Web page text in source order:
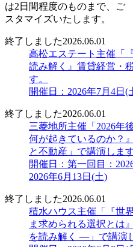
は2日間程度のものまで、
スタマイズいたします。
終了しました2026.06.01
高松エステート主催「
読み解く』賃貸経営・
す。
開催日：2026年7月4日(
終了しました2026.06.01
三菱地所主催「2026年
何が起きているのか？
と不動産」で講演します
開催日：第一回目：
2026年6月13日(土)
終了しました2026.06.01
積水ハウス主催「『世
ま求められる選択とは
を読み解く ―」で講演